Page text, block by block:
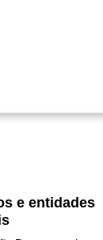
e entidades